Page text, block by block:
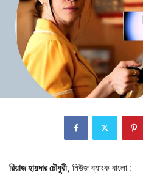
রিয়াজ হায়দার চৌধুরী, নিউজ ব্যাংক বাংলা :